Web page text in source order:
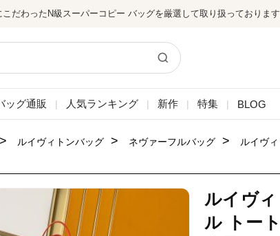
だわったN級スーパーコピー バッグを厳選して取り扱っております
ッグ通販 | 人気ランキング | 新作 | 特集 | BLOG
> ルイヴィトンバッグ > ネヴァーフルバッグ >
ルイヴ
ルイヴ
ル トー